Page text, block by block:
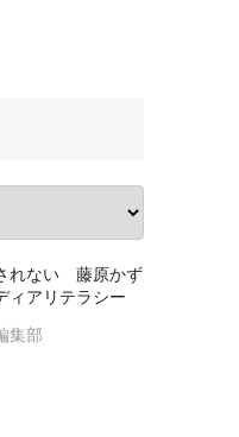
れない 藤原かず
ィアリテラシー
集部